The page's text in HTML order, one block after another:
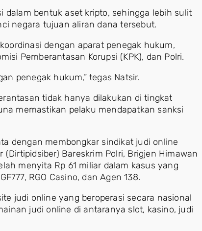
dalam bentuk aset kripto, sehingga lebih sulit
negara tujuan aliran dana tersebut.
dengan aparat penegak hukum,
Pemberantasan Korupsi (KPK), dan Polri.
penegak hukum,” tegas Natsir.
tidak hanya dilakukan di tingkat
memastikan pelaku mendapatkan sanksi
dengan membongkar sindikat judi online
Bareskrim Polri, Brigjen Himawan
menyita Rp 61 miliar dalam kasus yang
RGO Casino, dan Agen 138.
judi online yang beroperasi secara nasional
judi online di antaranya slot, kasino, judi